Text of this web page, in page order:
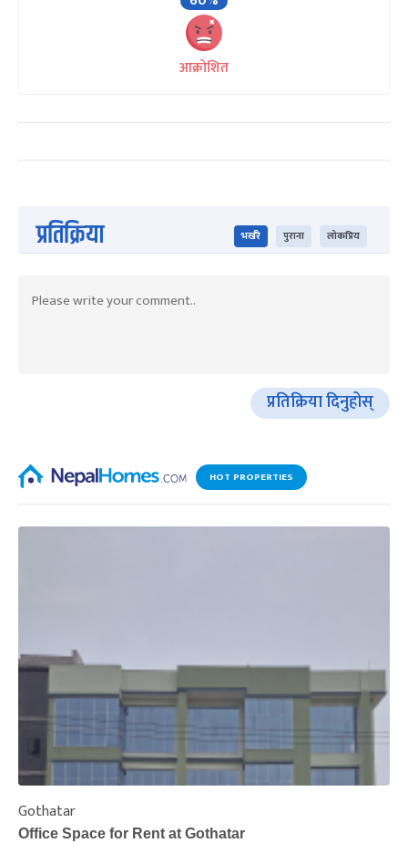
आक्रोशित
प्रतिक्रिया भर्खरै पुराना लोकप्रिय
प्रतिक्रिया दिनुहोस्
HOT PROPERTIES
Gothatar
Office Space for Rent at Gothatar